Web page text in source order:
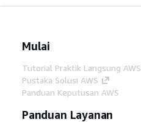
Mulai
Tutorial Praktik Langsung AWS
Pustaka Solusi AWS
Panduan Keputusan AWS
Panduan Layanan